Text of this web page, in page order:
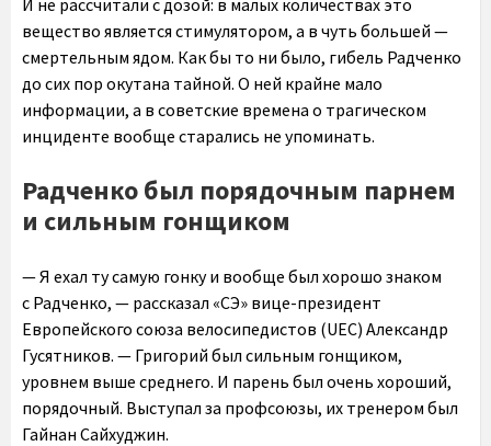
И не рассчитали с дозой: в малых количествах это
вещество является стимулятором, а в чуть большей —
смертельным ядом. Как бы то ни было, гибель Радченко
до сих пор окутана тайной. О ней крайне мало
информации, а в советские времена о трагическом
инциденте вообще старались не упоминать.
Радченко был порядочным парнем
и сильным гонщиком
— Я ехал ту самую гонку и вообще был хорошо знаком
с Радченко, — рассказал «СЭ» вице-президент
Европейского союза велосипедистов (UEC) Александр
Гусятников. — Григорий был сильным гонщиком,
уровнем выше среднего. И парень был очень хороший,
порядочный. Выступал за профсоюзы, их тренером был
Гайнан Сайхуджин.